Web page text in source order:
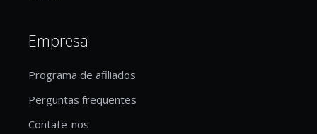
Empresa
Programa de afiliados
Perguntas frequentes
Contate-nos